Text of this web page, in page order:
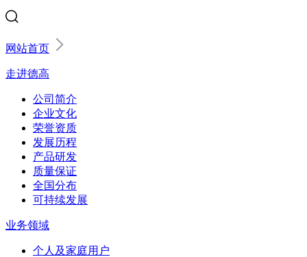
网站首页
走进德高
公司简介
企业文化
荣誉资质
发展历程
产品研发
质量保证
全国分布
可持续发展
业务领域
个人及家庭用户